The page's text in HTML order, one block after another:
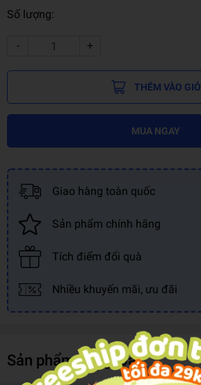
Số lượng:
- +
THÊM VÀO GIỎ
MUA NGAY
Giao hàng toàn quốc
Sản phẩm chính hãng
Tích điểm đổi quà
Nhiều khuyến mãi, ưu đãi
Sản phẩm cùng loại